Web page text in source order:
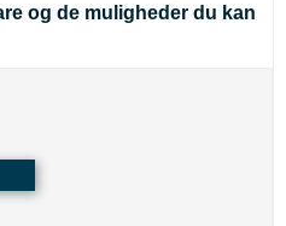
og de muligheder du kan